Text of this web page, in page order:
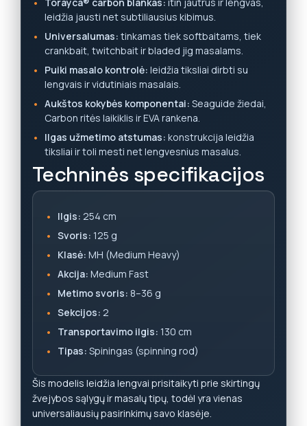
Torayca® carbon blankas: itin jautrus ir lengvas,
leidžia jausti net subtiliausius kibimus.
Universalumas: tinkamas tiek softbaitams, tiek
crankbait, twitchbait ir bladed jig masalams.
Puiki masalo kontrolė: leidžia tiksliai dirbti su
lengvais ir vidutiniais masalais.
Aukštos kokybės komponentai: Seaguide žiedai,
Carbon ritės laikiklis ir EVA rankena.
Ilgas užmetimo atstumas: konstrukcija leidžia
tiksliai ir toli mesti net lengvesnius masalus.
Techninės specifikacijos
Ilgis: 254 cm
Svoris: 125 g
Klasė: MH (Medium Heavy)
Akcija: Medium Fast
Metimo svoris: 8–36 g
Sekcijos: 2
Transportavimo ilgis: 130 cm
Tipas: Spiningas (spinning rod)
Šis modelis leidžia lengvai prisitaikyti prie skirtingų
žvejybos sąlygų ir masalų tipų, todėl yra vienas
universaliausių pasirinkimų savo klasėje.